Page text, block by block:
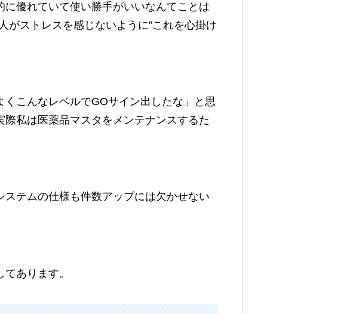
優れていて使い勝手がいいなんてことは
がストレスを感じないように”これを心掛け
こんなレベルでGOサイン出したな」と思
私は医薬品マスタをメンテナンスするた
テムの仕様も件数アップには欠かせない
てあります。